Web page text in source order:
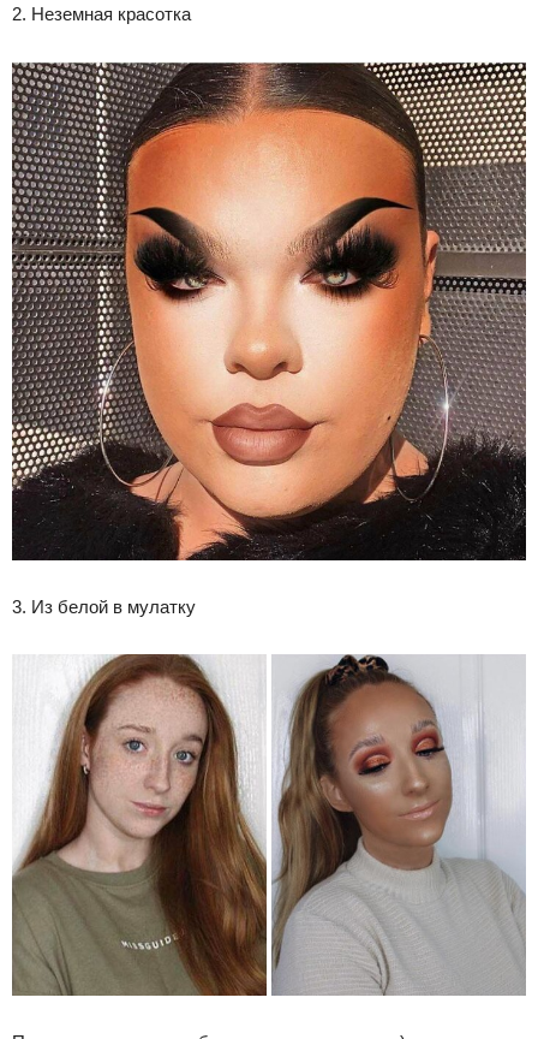
2. Неземная красотка
3. Из белой в мулатку